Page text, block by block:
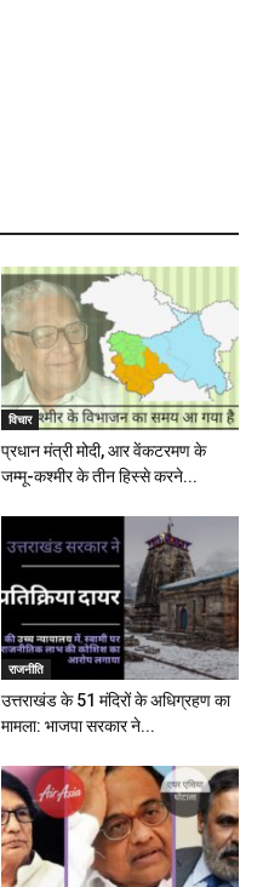
विचार
प्रधान मंत्री मोदी, आर वेंकटरमण के
जम्मू-कश्मीर के तीन हिस्से करने...
राजनीति
उत्तराखंड के 51 मंदिरों के अधिग्रहण का
मामला: भाजपा सरकार ने...